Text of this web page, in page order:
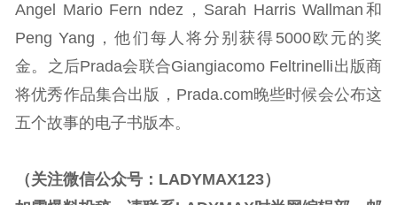
Angel Mario Fern ndez，Sarah Harris Wallman和
Peng Yang，他们每人将分别获得5000欧元的奖
金。之后Prada会联合Giangiacomo Feltrinelli出版商
将优秀作品集合出版，Prada.com晚些时候会公布这
五个故事的电子书版本。
（关注微信公众号：LADYMAX123）